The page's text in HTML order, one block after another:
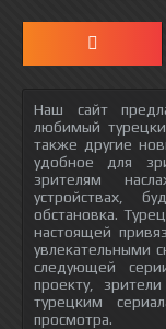
Наш сайт
любимый
также другие
удобное для
зрителям
устройствах,
обстановка.
настоящей
увлекательными
следующей
проекту,
турецким
просмотра.